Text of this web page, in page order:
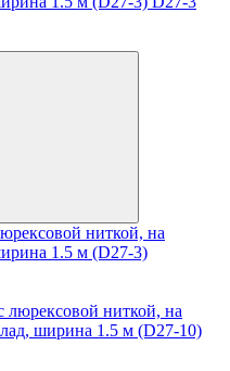
ниткой, на
1.5 м (D27-3)